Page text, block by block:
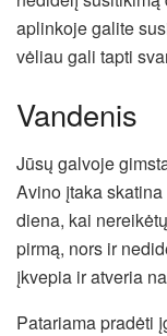
aplinkoje galite
vėliau gali tapti
Vandenis
Jūsų galvoje
Avino įtaka
diena, kai
pirmą, nors ir
įkvepia ir atveria
Patariama pradėti